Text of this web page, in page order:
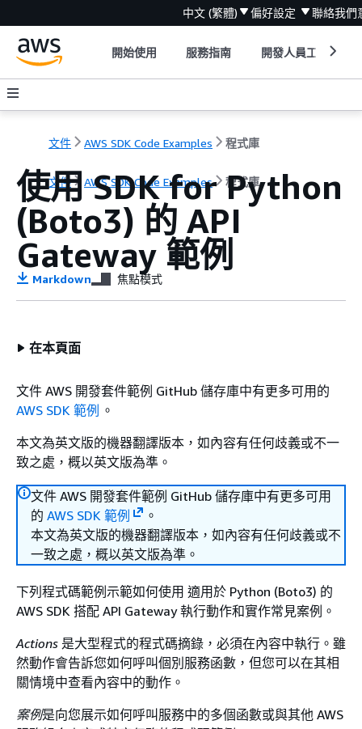
中文 (繁體) 偏好設定 聯絡我們
開始使用 服務指南 開發人員工具
文件 AWS SDK Code Examples 程式庫
文件 AWS SDK Code Examples 程式庫
使用 SDK for Python
(Boto3) 的 API
Gateway 範例
Markdown 焦點模式
在本頁面
文件 AWS 開發套件範例 GitHub 儲存庫中有更多可用的
AWS SDK 範例 。
本文為英文版的機器翻譯版本，如內容有任何歧義或不一
致之處，概以英文版為準。
文件 AWS 開發套件範例 GitHub 儲存庫中有更多可用
的 AWS SDK 範例
。
本文為英文版的機器翻譯版本，如內容有任何歧義或不
一致之處，概以英文版為準。
下列程式碼範例示範如何使用 適用於 Python (Boto3) 的
AWS SDK 搭配 API Gateway 執行動作和實作常見案例。
Actions 是大型程式的程式碼摘錄，必須在內容中執行。雖
然動作會告訴您如何呼叫個別服務函數，但您可以在其相
關情境中查看內容中的動作。
案例是向您展示如何呼叫服務中的多個函數或與其他 AWS